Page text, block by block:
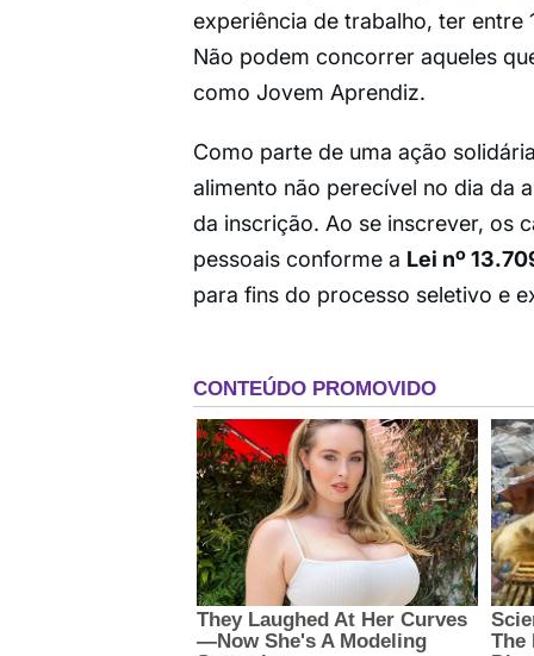
experiência de trabalho, ter entre
Não podem concorrer aqueles
como Jovem Aprendiz.
Como parte de uma ação
alimento não perecível no dia da
da inscrição. Ao se inscrever, os
pessoais conforme a Lei nº
para fins do processo seletivo e